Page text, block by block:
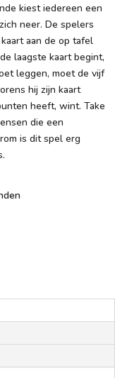
kiest iedereen een
neer. De spelers
aan de op tafel
laagste kaart begint,
leggen, moet de vijf
hij zijn kaart
heeft, wint. Take
die een
is dit spel erg